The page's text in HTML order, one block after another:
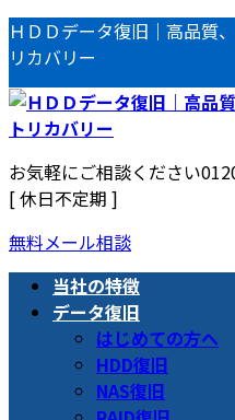
コ
ン
テ
ン
ツ
へ
ス
キ
ッ
プ
ナ
ビ
ゲ
ー
シ
ョ
ン
に
移
動
ＨＤＤデータ復旧｜高品質
リカバリー
お気軽にご相談ください
[ 休日不定期 ]
無料メール相談
当社の特徴
データ復旧
はじめての方へ
HDD復旧
NAS復旧